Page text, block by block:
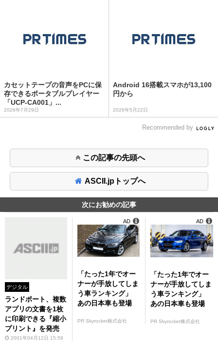
カセットテープの音声をPCに保
存できるポータブルプレイヤー
「UCP-CA001」...
2026年7月29日
Android 16搭載スマホが13,100
円から
2026年5月22日
Recommended by
この記事の先頭へ
ASCII.jpトップへ
次にお勧めの記事
デジタル
ランドポート、複数
アプリの文書を1枚
に印刷できる『縮小
プリント』を発売
2001年04月12日 15:59
「たった1年でオー
ナーが手放してしま
う車ランキング」
あの日本車も登場
PR Skyrocket株式会社
AD
「たった1年でオー
ナーが手放してしま
う車ランキング」
あの日本車も登場
PR Skyrocket株式会社
AD